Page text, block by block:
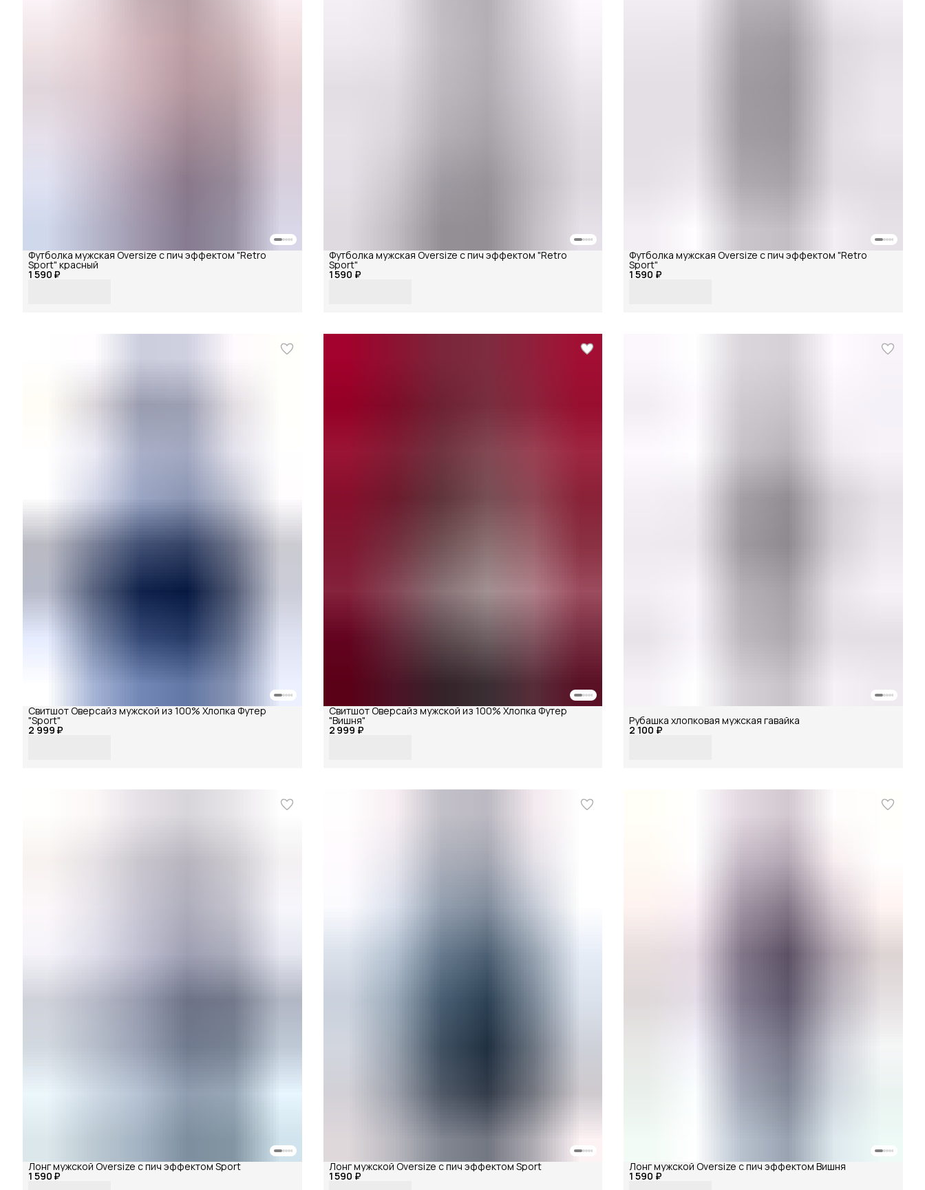
1 590 ₽
Футболка мужская Oversize с пич эффектом "Retro
Sport" красный
1 590 ₽
Футболка мужская Oversize с пич эффектом "Retro
Sport"
1 590 ₽
Футболка мужская Oversize с пич эффектом "Retro
Sport"
2 999 ₽
Свитшот Оверсайз мужской из 100% Хлопка Футер
"Sport"
2 999 ₽
Свитшот Оверсайз мужской из 100% Хлопка Футер
"Вишня"
2 100 ₽
Рубашка хлопковая мужская гавайка
1 590 ₽
Лонг мужской Oversize с пич эффектом Sport
1 590 ₽
Лонг мужской Oversize с пич эффектом Sport
1 590 ₽
Лонг мужской Oversize с пич эффектом Вишня